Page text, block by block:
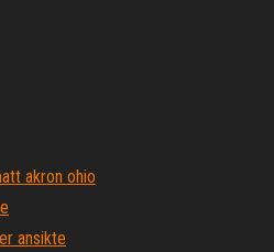
akron ohio
ansikte